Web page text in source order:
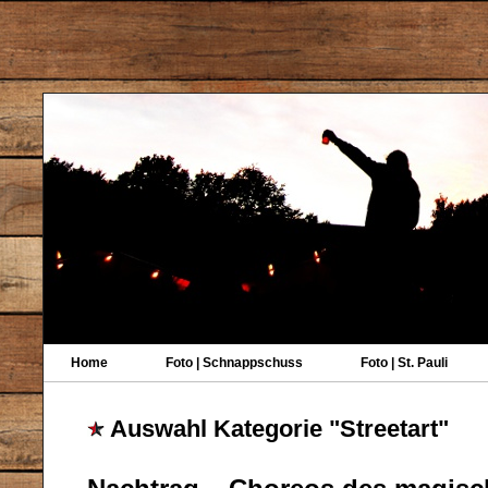
Home Foto | Schnappschuss Foto | St. Pauli
Auswahl Kategorie "Streetart"